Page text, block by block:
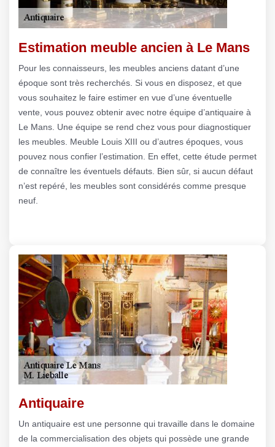
Estimation meuble ancien à Le Mans
Pour les connaisseurs, les meubles anciens datant d’une
époque sont très recherchés. Si vous en disposez, et que
vous souhaitez le faire estimer en vue d’une éventuelle
vente, vous pouvez obtenir avec notre équipe d’antiquaire à
Le Mans. Une équipe se rend chez vous pour diagnostiquer
les meubles. Meuble Louis XIII ou d’autres époques, vous
pouvez nous confier l’estimation. En effet, cette étude permet
de connaître les éventuels défauts. Bien sûr, si aucun défaut
n’est repéré, les meubles sont considérés comme presque
neuf.
Antiquaire
Un antiquaire est une personne qui travaille dans le domaine
de la commercialisation des objets qui possède une grande